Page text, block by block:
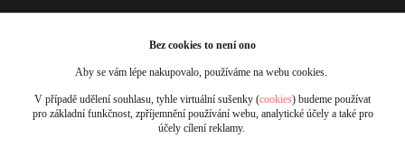
info@damsikafe.cz
Bez cookies to není ono
Aby se vám lépe nakupovalo, používáme na webu cookies.
V případě udělení souhlasu, tyhle virtuální sušenky (cookies) budeme používat
pro základní funkčnost, zpříjemnění používání webu, analytické účely a také pro
účely cílení reklamy.